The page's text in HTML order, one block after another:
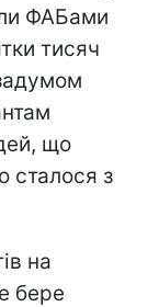
ФАБами
тисяч
що
сталося з
на
бере